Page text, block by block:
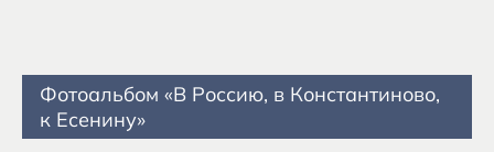
Фотоальбом «В Россию, в Константиново,
к Есенину»